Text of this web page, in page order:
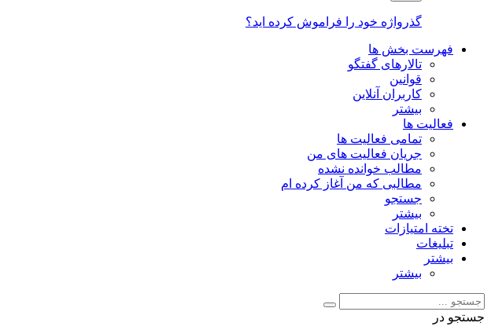
گذرواژه خود را فراموش کرده اید؟
فهرست بخش ها
تالارهای گفتگو
قوانین
کاربران آنلاین
بیشتر
فعالیت ها
تمامی فعالیت ها
جریان فعالیت های من
مطالب خوانده نشده
مطالبی که من آغاز کرده ام
جستجو
بیشتر
تخته امتیازات
تبلیغات
بیشتر
بیشتر
جستجو در